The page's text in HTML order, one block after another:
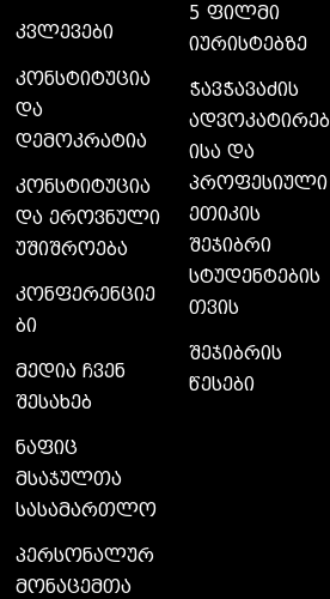
კვლევები
კონსტიტუცია
და
დემოკრატია
კონსტიტუცია
და ეროვნული
უშიშროება
კონფერენციე
ბი
მედია ჩვენ
შესახებ
ნაფიც
მსაჯულთა
სასამართლო
პერსონალურ
მონაცემთა
5 ფილმი
იურისტებზე
ჭავჭავაძის
ადვოკატირებ
ისა და
პროფესიული
ეთიკის
შეჯიბრი
სტუდენტების
თვის
შეჯიბრის
წესები